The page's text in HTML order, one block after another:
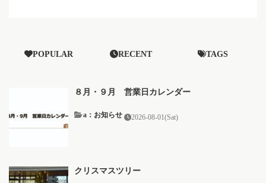
POPULAR RECENT TAGS
８月・９月 営業日カレンダー
a：お知らせ 2026-08-01(Sat)
クリスマスツリー